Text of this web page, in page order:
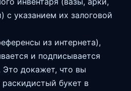
с указанием их залоговой
из интернета),
и подписывается
докажет, что вы
букет в